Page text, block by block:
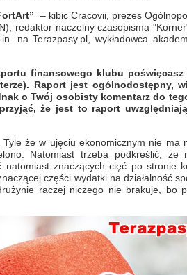
– kibic Cracovii, prezes
redaktor naczelny czasopisma
na Terazpasy.pl, wykładowca
finansowego klubu poświęcasz
Raport jest ogólnodostępny,
o Twój osobisty komentarz do
że jest to raport
że w ujęciu ekonomicznym nie ma
Natomiast trzeba podkreślić, że
znaczących cięć po stronie
części wydatki na działalność
raczej niczego nie brakuje, bo